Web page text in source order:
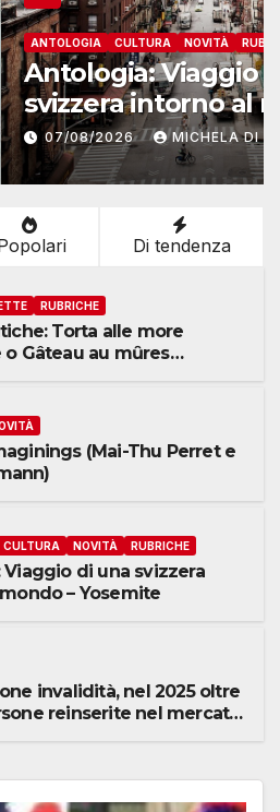
RUBRICHE
di una
al mondo –
DI PILLO
Di tendenza
RUBRICHE
Torta alle more
Gâteau au mȗres
(Mai-Thu Perret e
CULTURA NOVITÀ RUBRICHE
di una svizzera
– Yosemite
invalidità, nel 2025 oltre
reinserite nel mercato